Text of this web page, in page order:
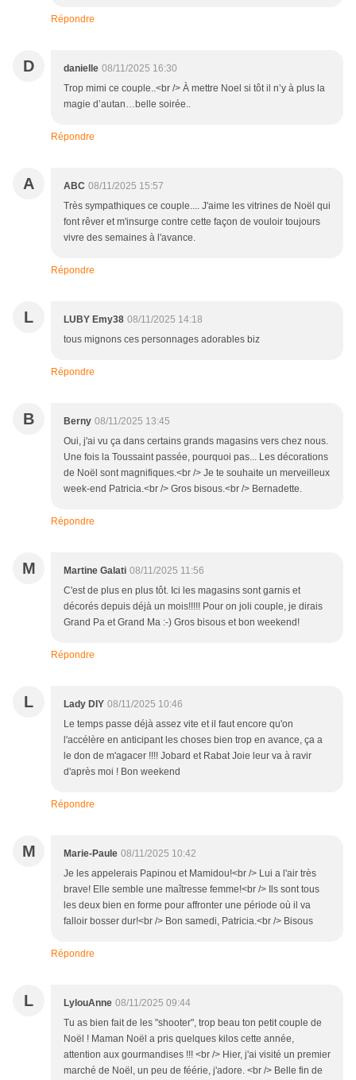
Répondre
D danielle 08/11/2025 16:30
Trop mimi ce couple..<br /> À mettre Noel si tôt il n’y à plus la
magie d’autan…belle soirée..
Répondre
A ABC 08/11/2025 15:57
Très sympathiques ce couple.... J'aime les vitrines de Noël qui
font rêver et m'insurge contre cette façon de vouloir toujours
vivre des semaines à l'avance.
Répondre
L LUBY Emy38 08/11/2025 14:18
tous mignons ces personnages adorables biz
Répondre
B Berny 08/11/2025 13:45
Oui, j'ai vu ça dans certains grands magasins vers chez nous.
Une fois la Toussaint passée, pourquoi pas... Les décorations
de Noël sont magnifiques.<br /> Je te souhaite un merveilleux
week-end Patricia.<br /> Gros bisous.<br /> Bernadette.
Répondre
M Martine Galati 08/11/2025 11:56
C'est de plus en plus tôt. Ici les magasins sont garnis et
décorés depuis déjà un mois!!!!! Pour on joli couple, je dirais
Grand Pa et Grand Ma :-) Gros bisous et bon weekend!
Répondre
L Lady DIY 08/11/2025 10:46
Le temps passe déjà assez vite et il faut encore qu'on
l'accélère en anticipant les choses bien trop en avance, ça a
le don de m'agacer !!!! Jobard et Rabat Joie leur va à ravir
d'après moi ! Bon weekend
Répondre
M Marie-Paule 08/11/2025 10:42
Je les appelerais Papinou et Mamidou!<br /> Lui a l'air très
brave! Elle semble une maîtresse femme!<br /> Ils sont tous
les deux bien en forme pour affronter une période où il va
falloir bosser dur!<br /> Bon samedi, Patricia.<br /> Bisous
Répondre
L LylouAnne 08/11/2025 09:44
Tu as bien fait de les "shooter", trop beau ton petit couple de
Noël ! Maman Noël a pris quelques kilos cette année,
attention aux gourmandises !!! <br /> Hier, j'ai visité un premier
marché de Noël, un peu de féérie, j'adore. <br /> Belle fin de